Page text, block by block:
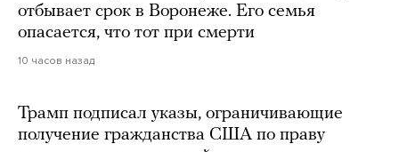
отбывает срок в Воронеже. Его семья
опасается, что тот при смерти
10 часов назад
Трамп подписал указы, ограничивающие
получение гражданства США по праву